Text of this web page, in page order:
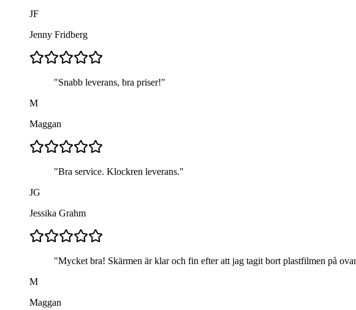
JF
Jenny Fridberg
"Snabb leverans, bra priser!"
M
Maggan
"Bra service. Klockren leverans."
JG
Jessika Grahm
"Mycket bra! Skärmen är klar och fin efter att jag tagit bort plastfilmen på
M
Maggan